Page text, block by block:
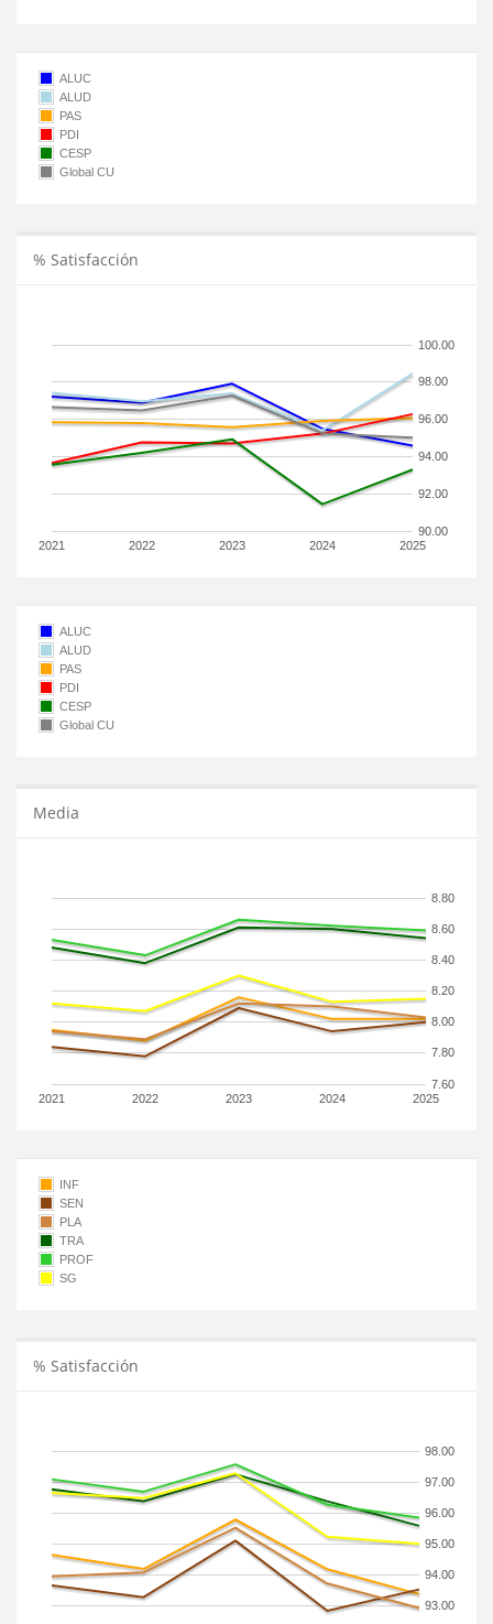
ALUC
ALUD
PAS
PDI
CESP
Global CU
% Satisfacción
2021 2022 2023 2024 2025
90.00
92.00
94.00
96.00
98.00
100.00
ALUC
ALUD
PAS
PDI
CESP
Global CU
Media
2021 2022 2023 2024 2025
7.60
7.80
8.00
8.20
8.40
8.60
8.80
INF
SEN
PLA
TRA
PROF
SG
% Satisfacción
93.00
94.00
95.00
96.00
97.00
98.00